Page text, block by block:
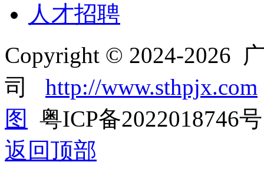
人才招聘
Copyright © 2024-2026
司 http://www.sthpjx.com
图
粤ICP备2022018746号
返回顶部